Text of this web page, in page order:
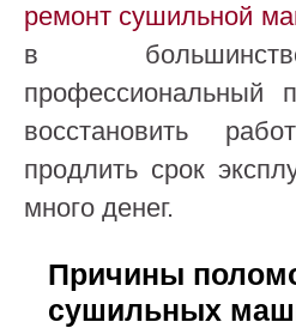
ремонт сушильной
в
профессиональный
восстановить
продлить срок
много денег.
Причины
сушильных